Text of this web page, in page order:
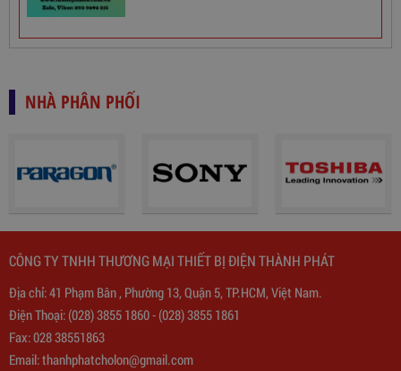
775,000đ
NHÀ PHÂN PHỐI
CÔNG TY TNHH THƯƠNG MẠI THIẾT BỊ ĐIỆN THÀNH PHÁT
Địa chỉ: 41 Phạm Bân , Phường 13, Quận 5, TP.HCM, Việt Nam.
Điện Thoại: (028) 3855 1860- (028) 3855 1861
Fax: 028 38551863
Email:thanhphatcholon@gmail.com